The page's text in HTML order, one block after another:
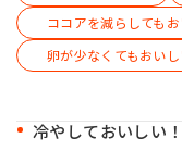
粉末油脂ラード不足植
ココアを減らしても
卵が少なくてもおい
冷やしておいしい